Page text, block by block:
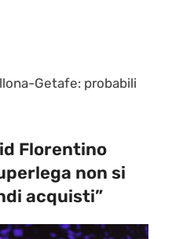
Getafe: probabili
Florentino
non si
acquisti”